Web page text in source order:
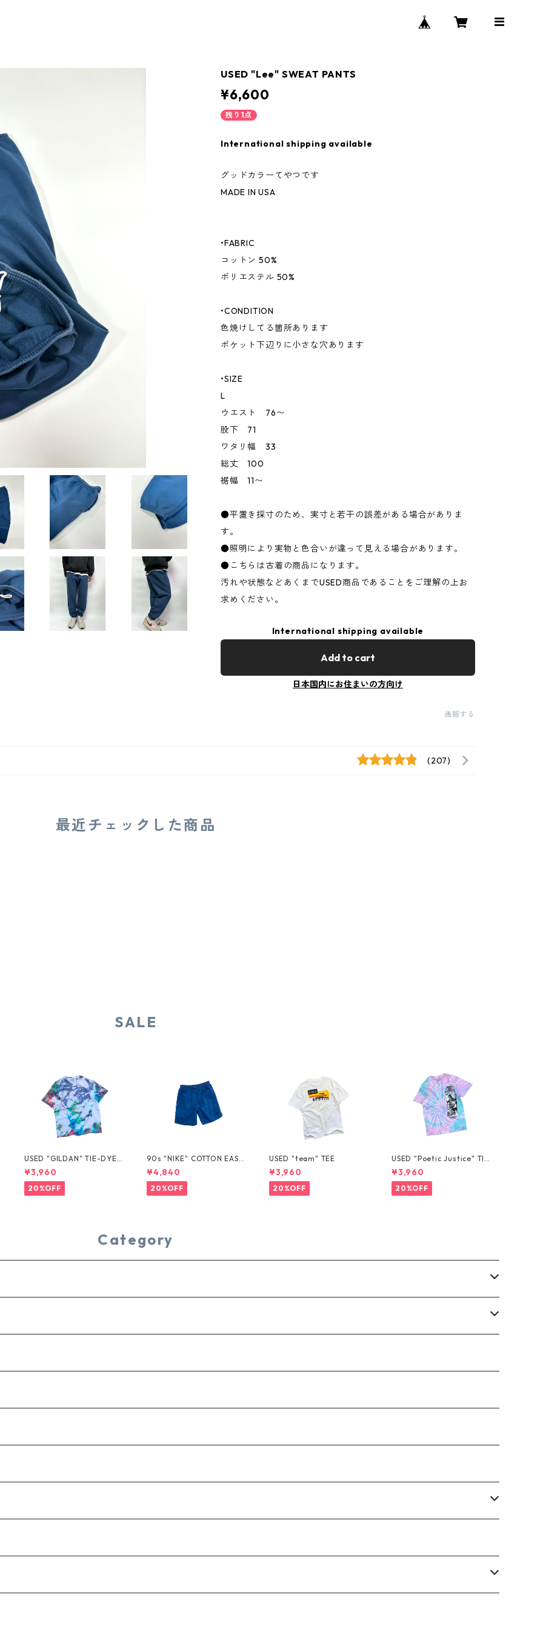
USED "Lee" SWEAT PANTS
¥6,600
残り1点
International shipping available
グッドカラーてやつです
MADE IN USA
•FABRIC
コットン 50%
ポリエステル 50%
•CONDITION
色焼けしてる箇所あります
ポケット下辺りに小さな穴あります
•SIZE
L
ウエスト 76〜
股下 71
ワタリ幅 33
総丈 100
裾幅 11〜
●平置き採寸のため、実寸と若干の誤差がある場合がありま
す。
●照明により実物と色合いが違って見える場合があります。
●こちらは古着の商品になります。
汚れや状態などあくまでUSED商品であることをご理解の上お
求めください。
International shipping available
Add to cart
日本国内にお住まいの方向け
通報する
(207)
最近チェックした商品
SALE
USED "GILDAN" TIE-DYE T
EE
¥3,960
20%OFF
90s "NIKE" COTTON EASY
SHORTS
¥4,840
20%OFF
USED "team" TEE
¥3,960
20%OFF
USED "Poetic Justice" TIE
-DYE TEE
¥3,960
20%OFF
Category